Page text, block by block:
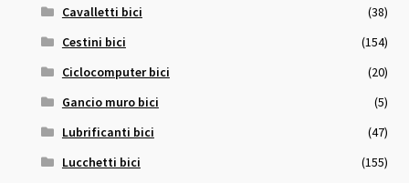
Cavalletti bici
(38)
Cestini bici
(154)
Ciclocomputer bici
(20)
Gancio muro bici
(5)
Lubrificanti bici
(47)
Lucchetti bici
(155)